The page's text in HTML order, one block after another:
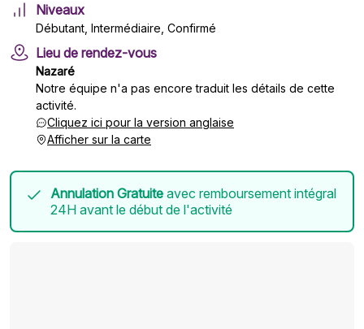
Niveaux
Débutant, Intermédiaire, Confirmé
Lieu de rendez-vous
Nazaré
Notre équipe n'a pas encore traduit les détails de cette
activité.
Cliquez ici pour la version anglaise
Afficher sur la carte
Annulation Gratuite avec remboursement intégral
24H avant le début de l'activité